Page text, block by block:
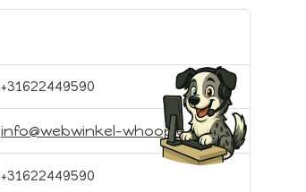
+31622449590
info@webwinkel-whoopie.nl
+31622449590